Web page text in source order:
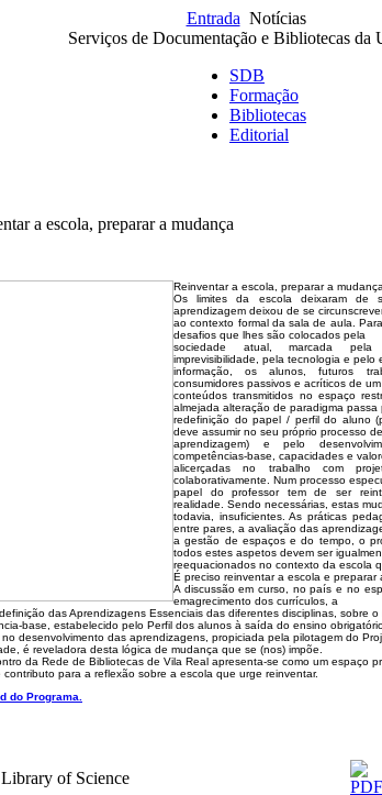
Entrada Notícias
Serviços de Documentação e Bibliotecas da
SDB
Formação
Bibliotecas
Editorial
a escola, preparar a mudança
Reinventar a escola, preparar a mudança
Os limites da escola deixaram de
aprendizagem deixou de se
ao contexto formal da sala de aula.
desafios que lhes são colocados pela
sociedade atual, marcada pela
imprevisibilidade, pela tecnologia e pelo
informação, os alunos, futuros
consumidores passivos e acríticos de
conteúdos transmitidos no espaço
almejada alteração de paradigma passa
redefinição do papel / perfil do aluno
deve assumir no seu próprio processo de
aprendizagem) e pelo
competências-base, capacidades e
alicerçadas no trabalho com
colaborativamente. Num processo
papel do professor tem de ser
realidade. Sendo necessárias, estas
todavia, insuficientes. As práticas
entre pares, a avaliação das
a gestão de espaços e do tempo, o
todos estes aspetos devem ser
reequacionados no contexto da escola
É preciso reinventar a escola e preparar
A discussão em curso, no país e no
emagrecimento dos currículos, a
das Aprendizagens Essenciais das diferentes disciplinas, sobre
base, estabelecido pelo Perfil dos alunos à saída do ensino
no desenvolvimento das aprendizagens, propiciada pela pilotagem do
é reveladora desta lógica de mudança que se (nos) impõe.
da Rede de Bibliotecas de Vila Real apresenta-se como um espaço
contributo para a reflexão sobre a escola que urge reinventar.
do Programa.
of Science